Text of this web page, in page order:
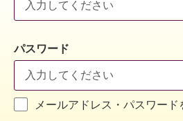
パスワード
メールアドレス・パスワード